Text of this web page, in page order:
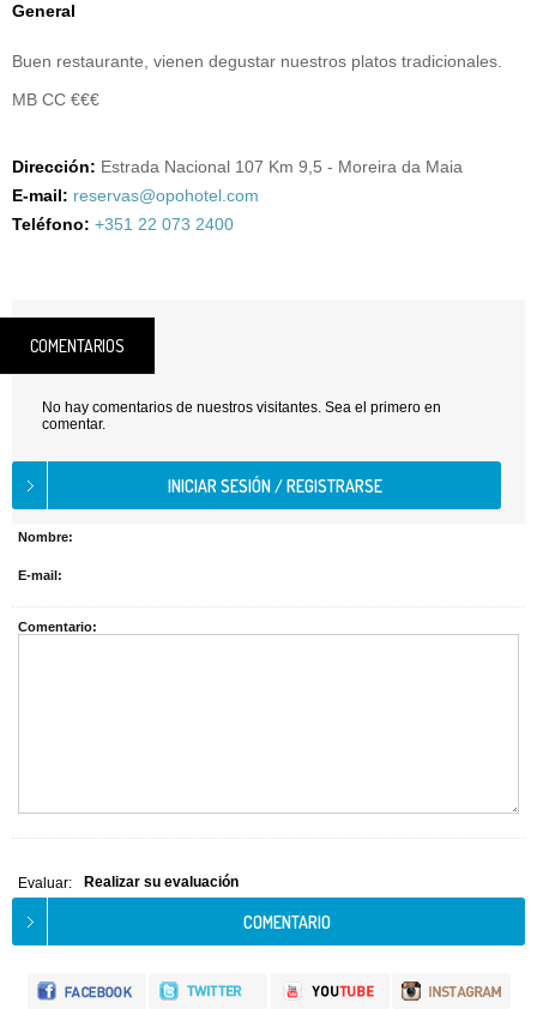
General
Buen restaurante, vienen degustar nuestros platos tradicionales.
MB CC €€€
Dirección: Estrada Nacional 107 Km 9,5 - Moreira da Maia
E-mail: reservas@opohotel.com
Teléfono: +351 22 073 2400
COMENTARIOS
No hay comentarios de nuestros visitantes. Sea el primero en
comentar.
Nombre:
E-mail:
Comentario:
Evaluar: Realizar su evaluación